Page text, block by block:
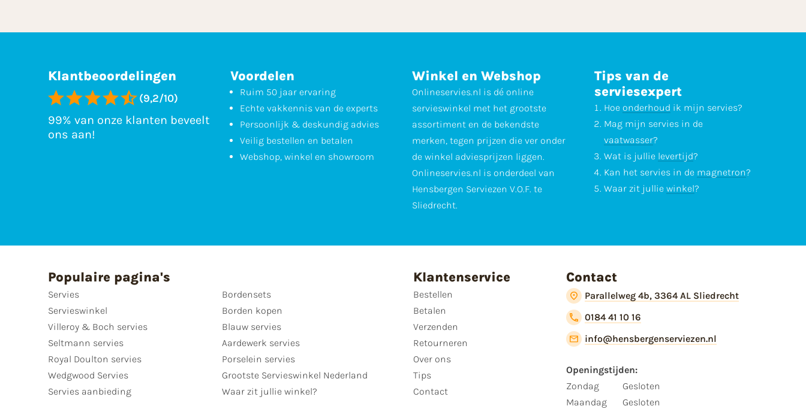
Klantbeoordelingen
(9,2/10)
99% van onze klanten beveelt
ons aan!
Voordelen
Ruim 50 jaar ervaring
Echte vakkennis van de experts
Persoonlijk & deskundig advies
Veilig bestellen en betalen
Webshop, winkel en showroom
Winkel en Webshop
Onlineservies.nl is dé online
servieswinkel met het grootste
assortiment en de bekendste
merken, tegen prijzen die ver onder
de winkel adviesprijzen liggen.
Onlineservies.nl is onderdeel van
Hensbergen Serviezen V.O.F. te
Sliedrecht.
Tips van de
serviesexpert
Hoe onderhoud ik mijn servies?
Mag mijn servies in de
vaatwasser?
Wat is jullie levertijd?
Kan het servies in de magnetron?
Waar zit jullie winkel?
Populaire pagina's
Servies
Servieswinkel
Villeroy & Boch servies
Seltmann servies
Royal Doulton servies
Wedgwood Servies
Servies aanbieding
Bordensets
Borden kopen
Blauw servies
Aardewerk servies
Porselein servies
Grootste Servieswinkel Nederland
Waar zit jullie winkel?
Klantenservice
Bestellen
Betalen
Verzenden
Retourneren
Over ons
Tips
Contact
Contact
Parallelweg 4b, 3364 AL Sliedrecht
0184 41 10 16
info@hensbergenserviezen.nl
Openingstijden:
Zondag
Maandag
Gesloten
Gesloten